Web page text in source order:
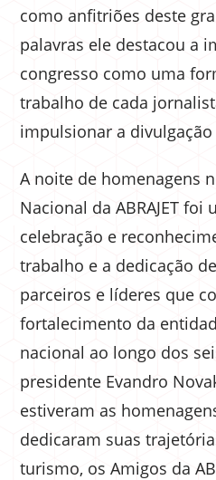
como anfitriões deste
palavras ele destacou a
congresso como uma
trabalho de cada
impulsionar a
A noite de homenagens
Nacional da ABRAJET foi
celebração e
trabalho e a dedicação
parceiros e líderes que
fortalecimento da
nacional ao longo dos
presidente Evandro
estiveram as
dedicaram suas
turismo, os Amigos da